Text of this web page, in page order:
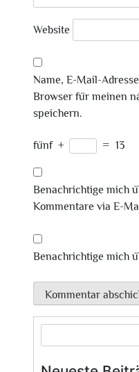
Website
Name, E-Mail-
Browser für meinen
speichern.
fünf + = 13
Benachrichtige mich
Kommentare via E-
Benachrichtige mich